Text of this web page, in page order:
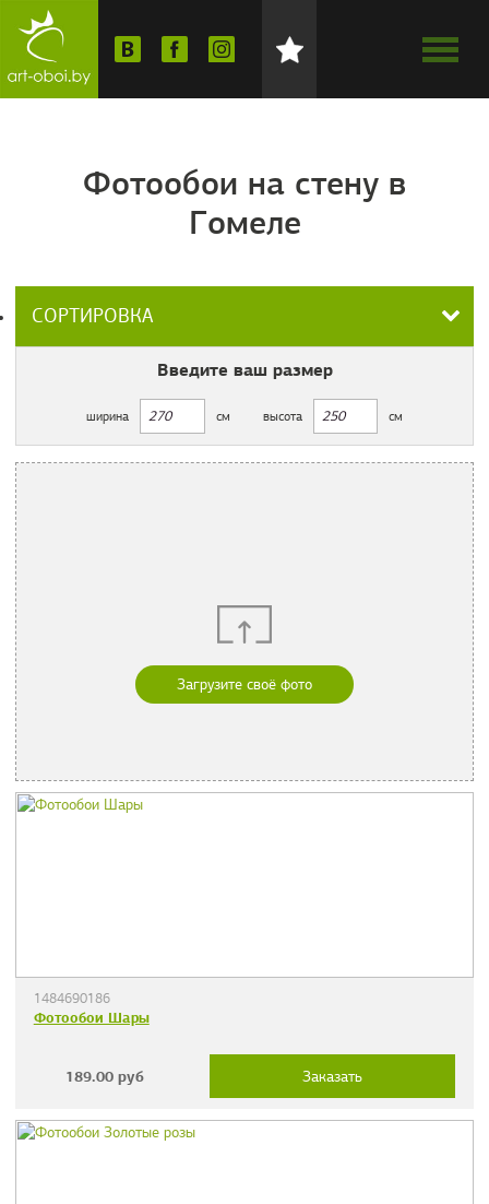
Фотообои на стену в
Гомеле
СОРТИРОВКА
Введите ваш размер
ширина см высота см
Загрузите своё фото
1484690186
Фотообои Шары
189.00 руб Заказать